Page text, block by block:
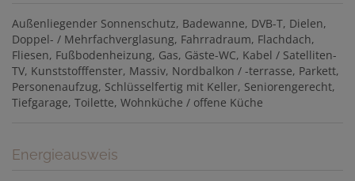
Außenliegender Sonnenschutz Badewanne DVB-T Dielen
Doppel- / Mehrfachverglasung Fahrradraum Flachdach
Fliesen Fußbodenheizung Gas Gäste-WC Kabel / Satelliten-
TV Kunststofffenster Massiv Nordbalkon / -terrasse Parkett
Personenaufzug Schlüsselfertig mit Keller Seniorengerecht
Tiefgarage Toilette Wohnküche / offene Küche
Energieausweis